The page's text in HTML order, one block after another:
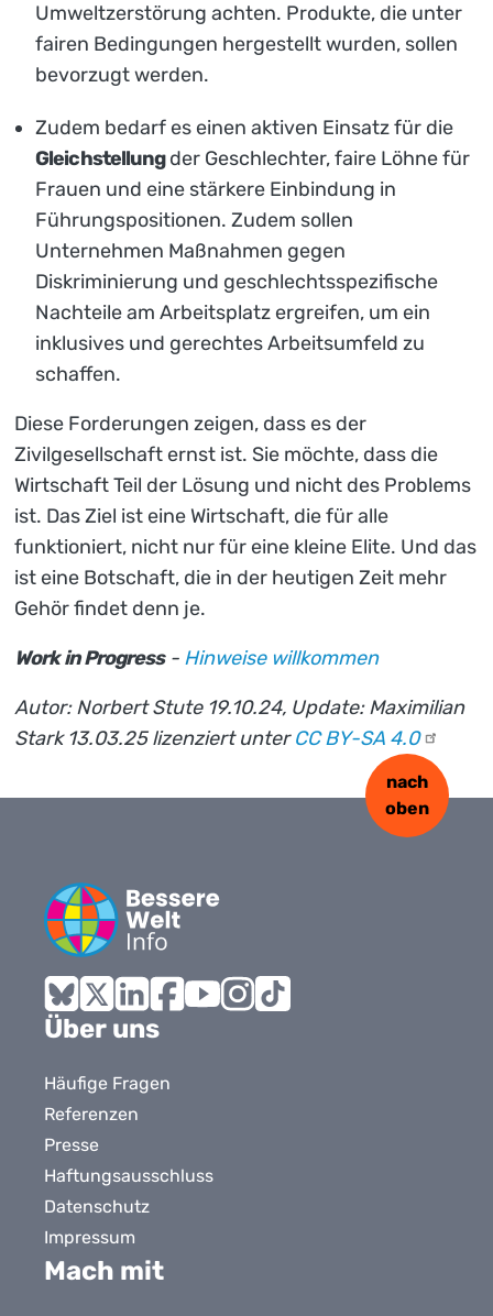
Umweltzerstörung achten. Produkte, die unter
fairen Bedingungen hergestellt wurden, sollen
bevorzugt werden.
Zudem bedarf es einen aktiven Einsatz für die
Gleichstellungder Geschlechter, faire Löhne für
Frauen und eine stärkere Einbindung in
Führungspositionen. Zudem sollen
Unternehmen Maßnahmen gegen
Diskriminierung und geschlechtsspezifische
Nachteile am Arbeitsplatz ergreifen, um ein
inklusives und gerechtes Arbeitsumfeld zu
schaffen.
Diese Forderungen zeigen, dass es der
Zivilgesellschaft ernst ist. Sie möchte, dass die
Wirtschaft Teil der Lösung und nicht des Problems
ist. Das Ziel ist eine Wirtschaft, die für alle
funktioniert, nicht nur für eine kleine Elite. Und das
ist eine Botschaft, die in der heutigen Zeit mehr
Gehör findet denn je.
Work in Progress- Hinweise willkommen
Autor: Norbert Stute 19.10.24, Update: Maximilian
Stark 13.03.25 lizenziert unterCC BY-SA 4.0
Bluesky
X LinkedInFacebook
nach
oben
Über uns
Häufige Fragen
Referenzen
Presse
Haftungsausschluss
Datenschutz
Impressum
Mach mit